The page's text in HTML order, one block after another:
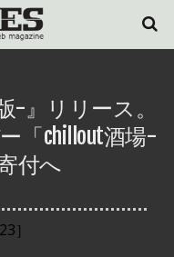
版-』リリース。
「chillout酒場-
付へ
］